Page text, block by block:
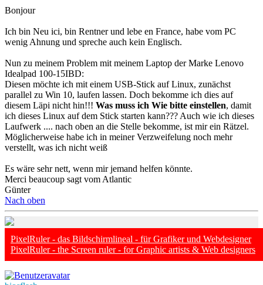
Bonjour
Ich bin Neu ici, bin Rentner und lebe en France, habe vom PC
wenig Ahnung und spreche auch kein Englisch.
Nun zu meinem Problem mit meinem Laptop der Marke Lenovo
Idealpad 100-15IBD:
Diesen möchte ich mit einem USB-Stick auf Linux, zunächst
parallel zu Win 10, laufen lassen. Doch bekomme ich dies auf
diesem Läpi nicht hin!!! Was muss ich Wie bitte einstellen, damit
ich dieses Linux auf dem Stick starten kann??? Auch wie ich dieses
Laufwerk .... nach oben an die Stelle bekomme, ist mir ein Rätzel.
Möglicherweise habe ich in meiner Verzweifelung noch mehr
verstellt, was ich nicht weiß
Es wäre sehr nett, wenn mir jemand helfen könnte.
Merci beaucoup sagt vom Atlantic
Günter
Nach oben
PixelRuler - das Bildschirmlineal - für Grafiker und Webdesigner
PixelRuler - the Screen ruler - for Graphic artists & Web designers